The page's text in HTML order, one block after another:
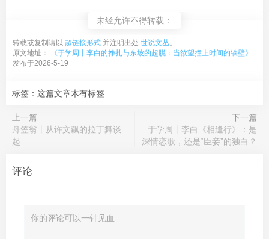
未经允许不得转载：
转载或复制请以 超链接形式 并注明出处 世说文丛。
原文地址：
《于学周丨李白的挣扎与东坡的超脱：当欲望撞上时间的铁壁》
发布于2026-5-19
标签：这篇文章木有标签
上一篇
舟笠翁丨从许文飙的拉丁舞谈
起
下一篇
于学周丨李白《相逢行》：是
深情恋歌，还是“臣妾”的独白？
评论